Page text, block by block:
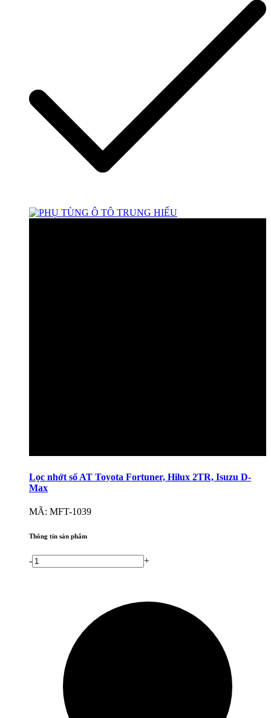
Lọc nhớt số AT Toyota Fortuner, Hilux 2TR, Isuzu D-
Max
MÃ: MFT-1039
Thông tin sản phẩm
- +